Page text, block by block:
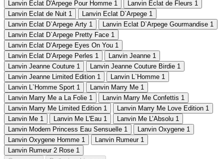
Lanvin Eclat D'Arpege Pour Homme 1 Lanvin Eclat de Fleurs 1
Lanvin Eclat de Nuit 1 Lanvin Eclat D`Arpege 1
Lanvin Eclat D`Arpege Arty 1 Lanvin Eclat D`Arpege Gourmandise 1
Lanvin Eclat D`Arpege Pretty Face 1
Lanvin Eclat D’Arpege Eyes On You 1
Lanvin Eclat D’Arpege Perles 1 Lanvin Jeanne 1
Lanvin Jeanne Couture 1 Lanvin Jeanne Couture Birdie 1
Lanvin Jeanne Limited Edition 1 Lanvin L`Homme 1
Lanvin L`Homme Sport 1 Lanvin Marry Me 1
Lanvin Marry Me a La Folie 1 Lanvin Marry Me Confettis 1
Lanvin Marry Me Limited Edition 1 Lanvin Marry Me Love Edition 1
Lanvin Me 1 Lanvin Me L'Eau 1 Lanvin Me L’Absolu 1
Lanvin Modern Princess Eau Sensuelle 1 Lanvin Oxygene 1
Lanvin Oxygene Homme 1 Lanvin Rumeur 1
Lanvin Rumeur 2 Rose 1